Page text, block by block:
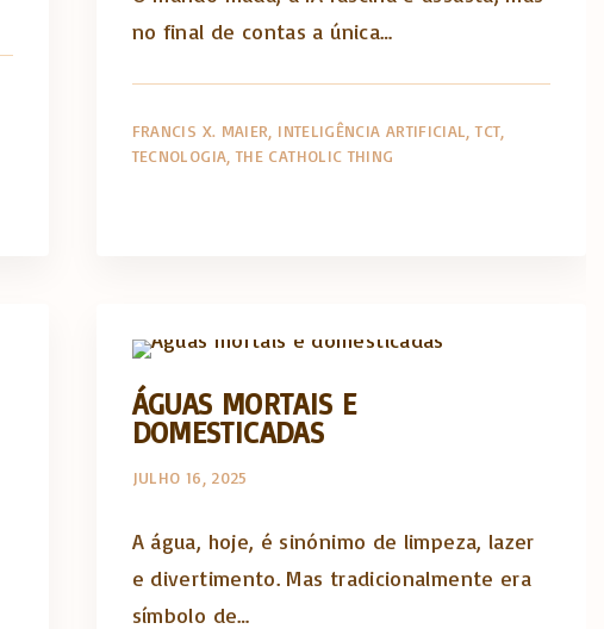
no final de contas a única…
FRANCIS X. MAIER INTELIGÊNCIA ARTIFICIAL TCT
TECNOLOGIA THE CATHOLIC THING
ÁGUAS MORTAIS E
DOMESTICADAS
JULHO 16, 2025
A água, hoje, é sinónimo de limpeza, lazer
e divertimento. Mas tradicionalmente era
símbolo de…